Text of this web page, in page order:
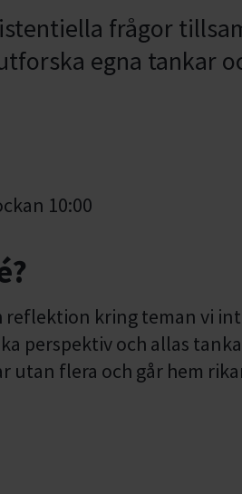
frågor
egna tankar
10:00
kring teman vi
perspektiv och allas
utan flera och går hem